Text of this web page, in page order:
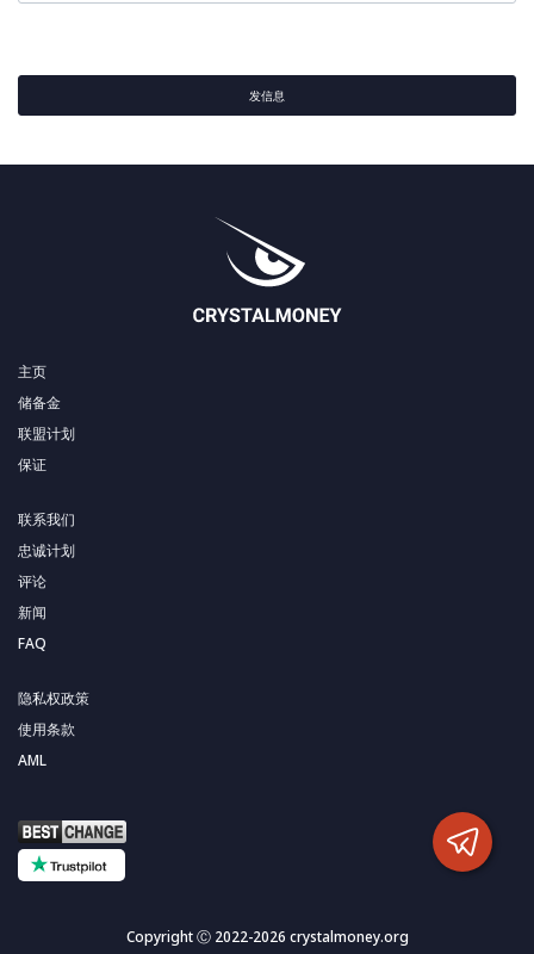
发信息
主页
储备金
联盟计划
保证
联系我们
忠诚计划
评论
新闻
FAQ
隐私权政策
使用条款
AML
Copyright Ⓒ 2022-2026 crystalmoney.org